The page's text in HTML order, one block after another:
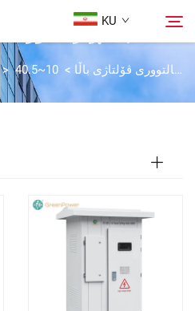
KU
10~40.5KV GP-NER قاچی ڕێزیستۆر
> چارەسەرەکانی کاپالتووری ڤۆلتاژی باڵا >